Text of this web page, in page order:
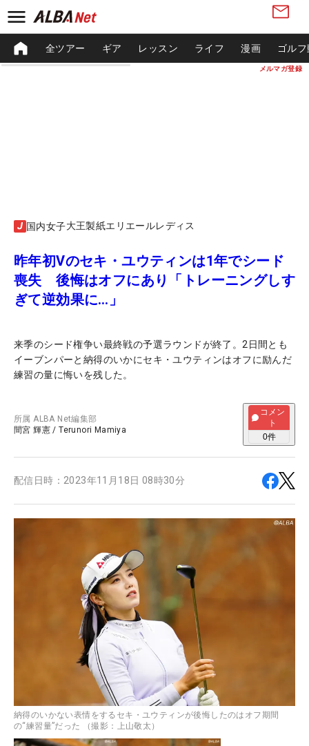
メルマガ登録
全ツアー ギア レッスン ライフ 漫画 ゴル
国内女子大王製紙エリエールレディス
昨年初Vのセキ・ユウティンは1年でシード
喪失 後悔はオフにあり「トレーニングしす
ぎて逆効果に…」
来季のシード権争い最終戦の予選ラウンドが終了。2日間とも
イーブンパーと納得のいかにセキ・ユウティンはオフに励んだ
練習の量に悔いを残した。
所属ALBA Net編集部
間宮 輝憲 /Terunori Mamiya
コメン
ト
0件
配信日時： 2023年11月18日 08時30分
納得のいかない表情をするセキ・ユウティンが後悔したのはオフ期間
の“練習量”だった （撮影：上山敬太）